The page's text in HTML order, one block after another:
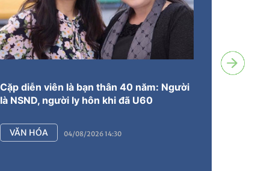
Cặp diễn viên là bạn thân 40 năm: Người
là NSND, người ly hôn khi đã U60
VĂN HÓA 04/08/2026 14:30